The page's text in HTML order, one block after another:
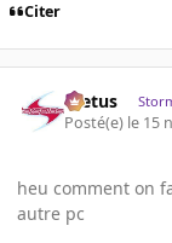
Citer
foetus
Posté(e) le 15
heu comment on
autre pc